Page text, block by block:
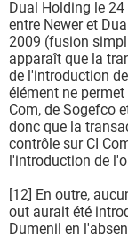
Dual Holding le
entre Newer et
2009 (fusion
apparaît que la
de l'introduction
élément ne
Com, de Sogefco
donc que la
contrôle sur CI
l'introduction de
[12] En outre,
out aurait été
Dumenil en